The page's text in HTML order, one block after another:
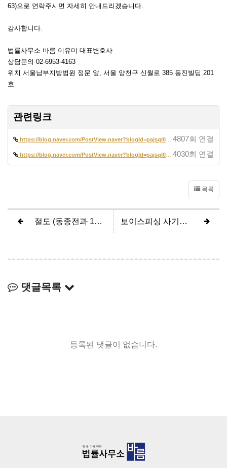
63)으로 연락주시면 자세히 안내드리겠습니다.
감사합니다.
법률사무소 바름 이유미 대표변호사
상담문의 02-6953-4163
위치 서울남부지방법원 정문 앞, 서울 양천구 신월로 385 동진빌딩 201
호
관련링크
https://blog.naver.com/PostView.naver?blogId=pajsql02&logNo=2232735277… 4807회 연결
https://blog.naver.com/PostView.naver?blogId=pajsql02&logNo=2231234754… 4030회 연결
목록
절도 (동종전과 1회, 벌금 50만원 약식명령) 보이스피싱 사기방조 (무혐의, 불기소)
댓글목록
등록된 댓글이 없습니다.